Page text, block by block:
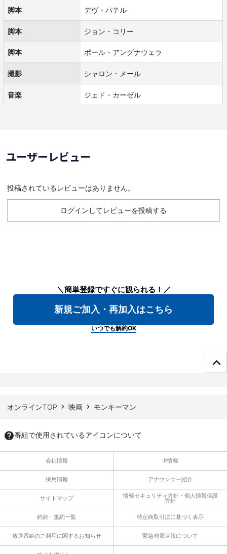
脚本 デヴ・パテル
脚本 ジョン・コリー
脚本 ポール・アングナウェラ
撮影 シャロン・メール
音楽 ジェド・カーゼル
ユーザーレビュー
投稿されているレビューはありません。
ログインしてレビューを投稿する
＼簡単登録ですぐに観られる！／
新規ご加入・再加入はこちら
いつでも解約OK
オンラインTOP 映画 モンキーマン
番組で使用されているアイコンについて
会社情報 IR情報
採用情報 アナウンサー紹介
サイトマップ 情報セキュリティ方針・個人情報保護
方針
約款・規約一覧 特定商取引法に基づく表示
放送番組のご利用に関するお知らせ 緊急地震速報について